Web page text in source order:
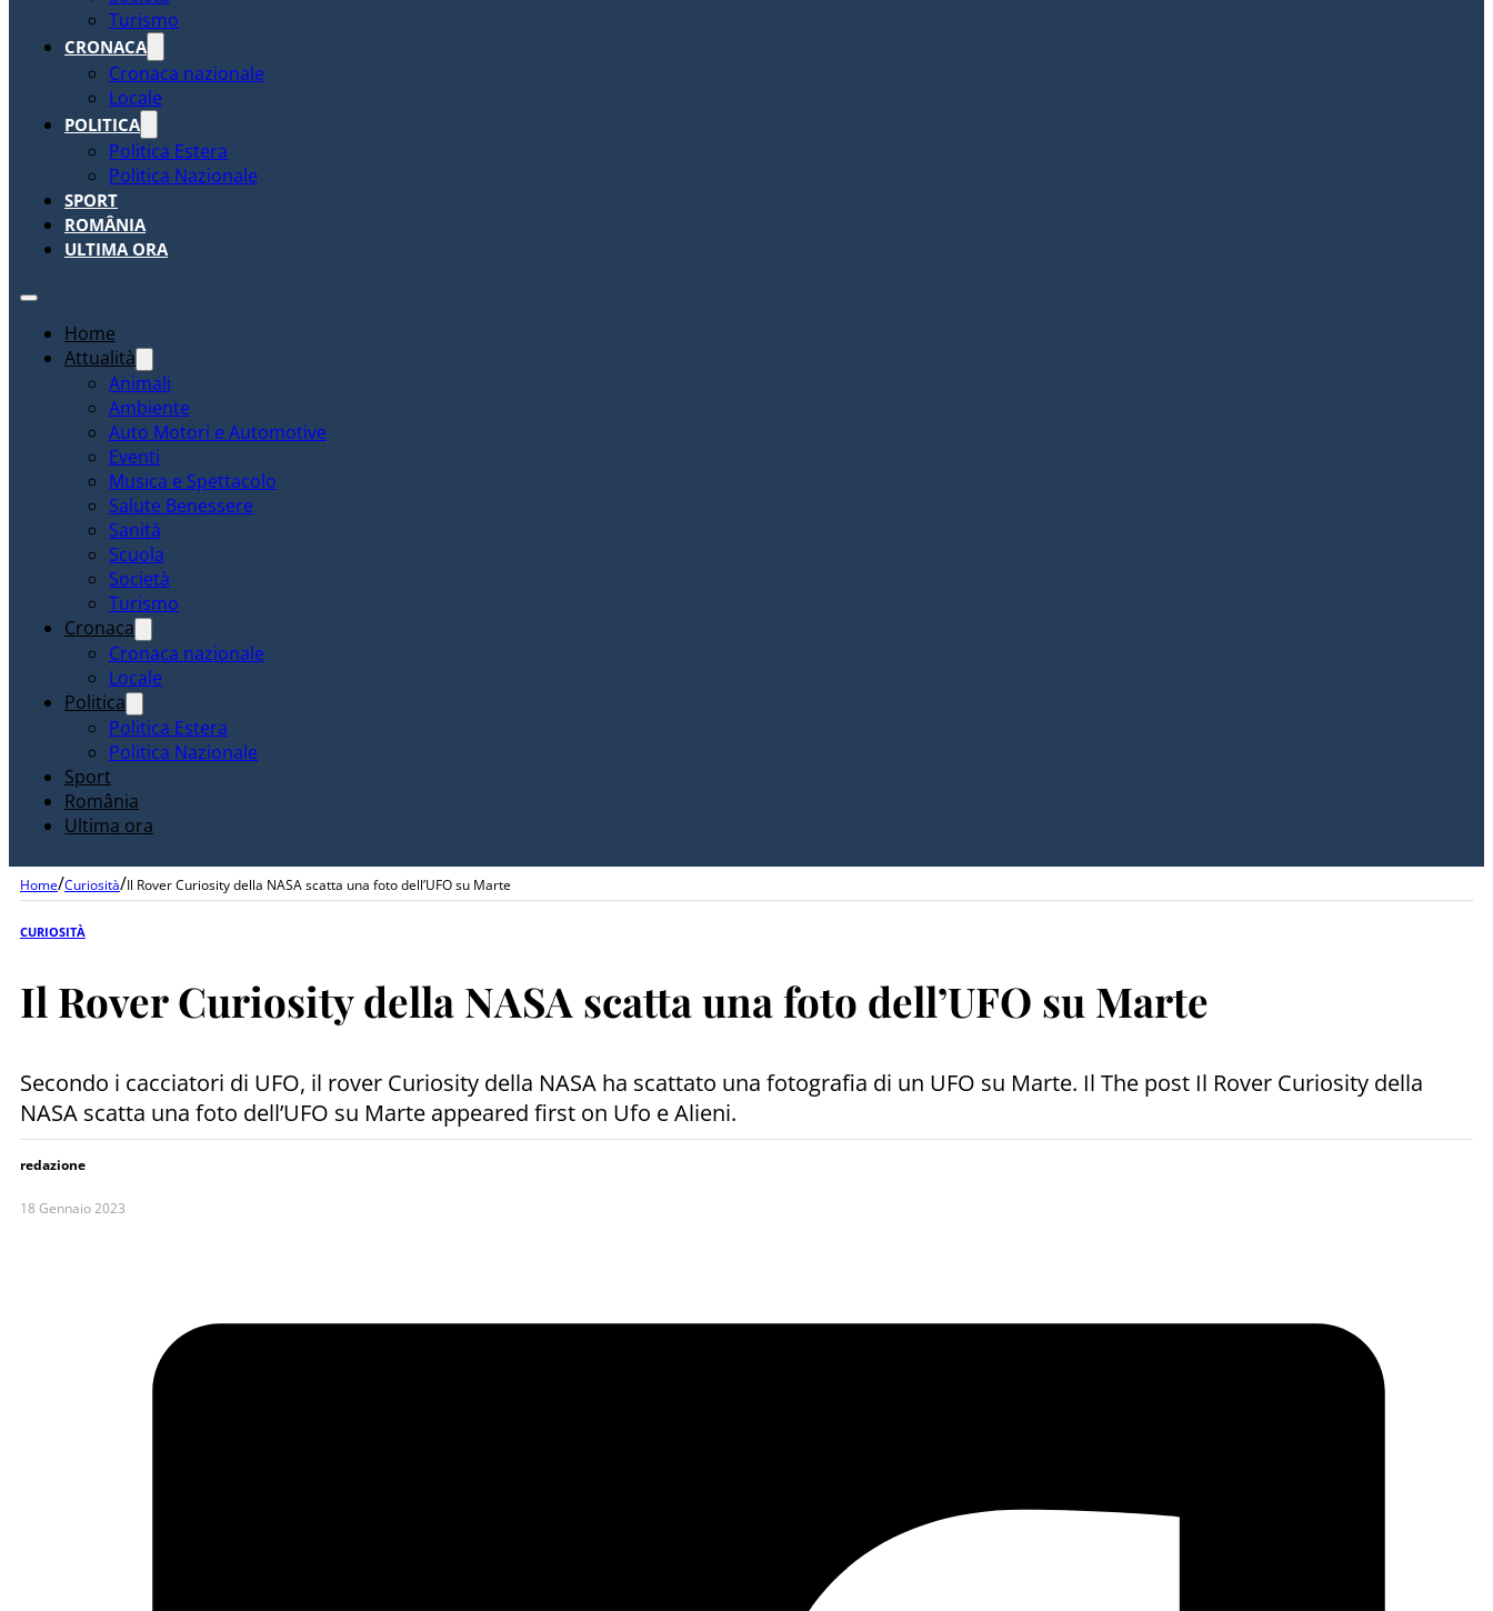
Turismo
CRONACA
Cronaca nazionale
Locale
POLITICA
Politica Estera
Politica Nazionale
SPORT
ROMÂNIA
ULTIMA ORA
Home
Attualità
Animali
Ambiente
Auto Motori e Automotive
Eventi
Musica e Spettacolo
Salute Benessere
Sanità
Scuola
Società
Turismo
Cronaca
Cronaca nazionale
Locale
Politica
Politica Estera
Politica Nazionale
Sport
România
Ultima ora
Home/Curiosità/Il Rover Curiosity della NASA scatta una foto dell’UFO su Marte
CURIOSITÀ
Il Rover Curiosity della NASA scatta una foto dell’UFO su Marte
Secondo i cacciatori di UFO, il rover Curiosity della NASA ha scattato una fotografia di un UFO su Marte. Il The post Il Rover Curiosity della
NASA scatta una foto dell’UFO su Marte appeared first on Ufo e Alieni.
redazione
18 Gennaio 2023